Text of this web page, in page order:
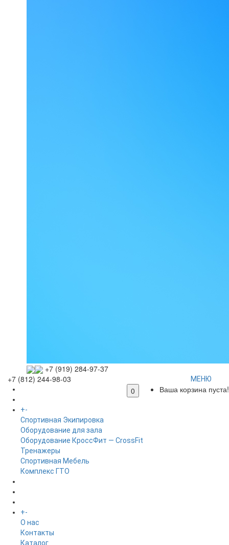
+7 (919) 284-97-37
+7 (812) 244-98-03
0
Ваша корзина пуста!
МЕНЮ
+-
Спортивная Экипировка
Оборудование для зала
Оборудование КроссФит — CrossFit
Тренажеры
Спортивная Мебель
Комплекс ГТО
+-
O нас
Контакты
Каталог